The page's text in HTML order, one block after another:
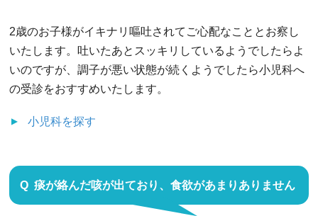
2歳のお子様がイキナリ嘔吐されてご心配なこととお察し
いたします。吐いたあとスッキリしているようでしたらよ
いのですが、調子が悪い状態が続くようでしたら小児科へ
の受診をおすすめいたします。
小児科を探す
痰が絡んだ咳が出ており、食欲があまりありません